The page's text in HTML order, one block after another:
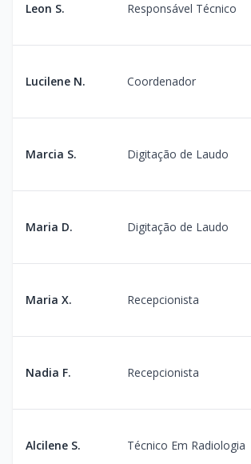
Leon S. Responsável Técnico
Lucilene N. Coordenador
Marcia S. Digitação de Laudo
Maria D. Digitação de Laudo
Maria X. Recepcionista
Nadia F. Recepcionista
Alcilene S. Técnico Em Radiologia